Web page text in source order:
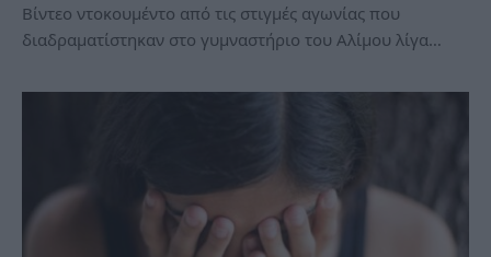
Βίντεο ντοκουμέντο από τις στιγμές αγωνίας που
διαδραματίστηκαν στο γυμναστήριο του Αλίμου λίγα…